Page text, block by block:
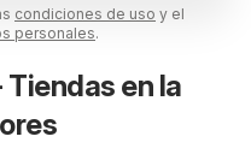
condiciones de uso y el
personales.
en la